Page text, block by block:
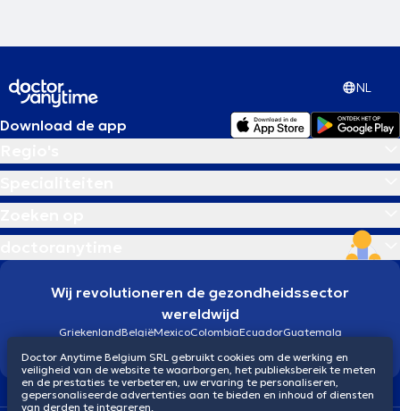
NL
Download de app
Wij revolutioneren de gezondheidssector
wereldwijd
GriekenlandBelgiëMexicoColombiaEcuadorGuatemala
Doctor Anytime Belgium SRL gebruikt cookies om de werking en
veiligheid van de website te waarborgen, het publieksbereik te meten
en de prestaties te verbeteren, uw ervaring te personaliseren,
gepersonaliseerde advertenties aan te bieden en inhoud of diensten
van derden te integreren.